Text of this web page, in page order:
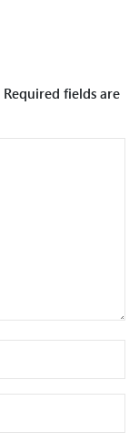
Required fields are